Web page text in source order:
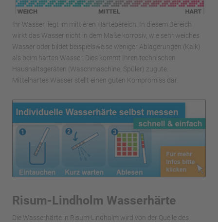
Ihr Wasser liegt im mittleren Härtebereich. In diesem Bereich
wirkt das Wasser nicht in dem Maße korrosiv, wie sehr weiches
Wasser oder bildet beispielsweise weniger Ablagerungen (Kalk)
als beim harten Wasser. Dies kommt Ihren technischen
Haushaltsgeräten (Waschmaschine, Spüler) zugute.
Mittelhartes Wasser stellt einen guten Kompromiss dar.
Risum-Lindholm Wasserhärte
Die Wasserhärte in Risum-Lindholm wird von der Quelle des